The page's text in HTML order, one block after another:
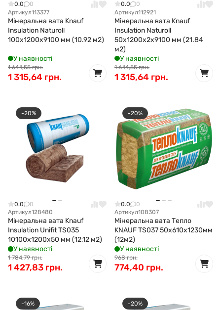
0.0
0
Артикул113377
Мінеральна вата Knauf
Insulation Naturoll
100x1200х9100 мм (10.92 м2)
У наявності
1 644,55 грн.
1 315,64 грн.
0.0
0
Артикул112921
Мінеральна вата Knauf
Insulation Naturoll
50x1200x2x9100 мм (21.84
м2)
У наявності
1 644,55 грн.
1 315,64 грн.
-20%
0.0
0
Артикул128480
Мінеральна вата Knauf
Insulation Unifit TS035
10100x1200x50 мм (12,12 м2)
У наявності
1 784,79 грн.
1 427,83 грн.
-20%
0.0
0
Артикул108307
Мінеральна вата Тепло
KNAUF TS037 50х610х1230мм
(12м2)
У наявності
968 грн.
774,40 грн.
-16% -20%